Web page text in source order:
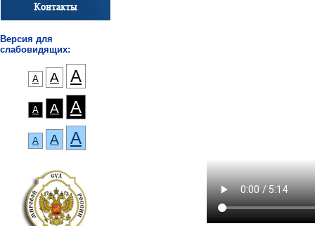
Версия для
слабовидящих:
А А А
А А А
А А А